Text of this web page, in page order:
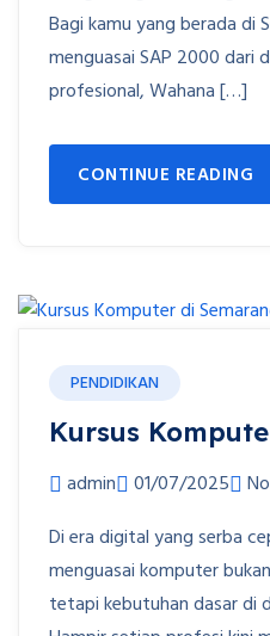
Bagi kamu yang berada di
menguasai SAP 2000 dari
profesional, Wahana […]
CONTINUE READING
PENDIDIKAN
Kursus
admin 01/07/2025
Di era digital yang serba
menguasai komputer
tetapi kebutuhan dasar di